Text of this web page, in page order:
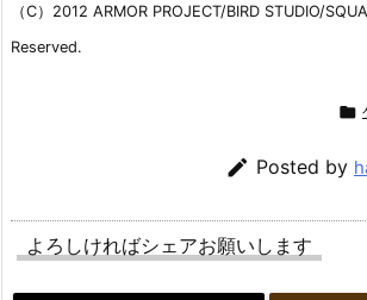
（C）2012 ARMOR PROJECT/BIRD STUDIO/
Reserved.

 Posted by
よろしければシェアお願いします